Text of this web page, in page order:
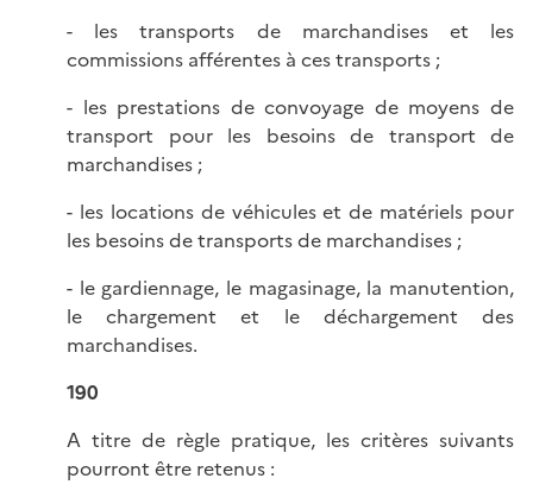
- les transports de marchandises et les
commissions afférentes à ces transports ;
- les prestations de convoyage de moyens de
transport pour les besoins de transport de
marchandises ;
- les locations de véhicules et de matériels pour
les besoins de transports de marchandises ;
- le gardiennage, le magasinage, la manutention,
le chargement et le déchargement des
marchandises.
190
A titre de règle pratique, les critères suivants
pourront être retenus :